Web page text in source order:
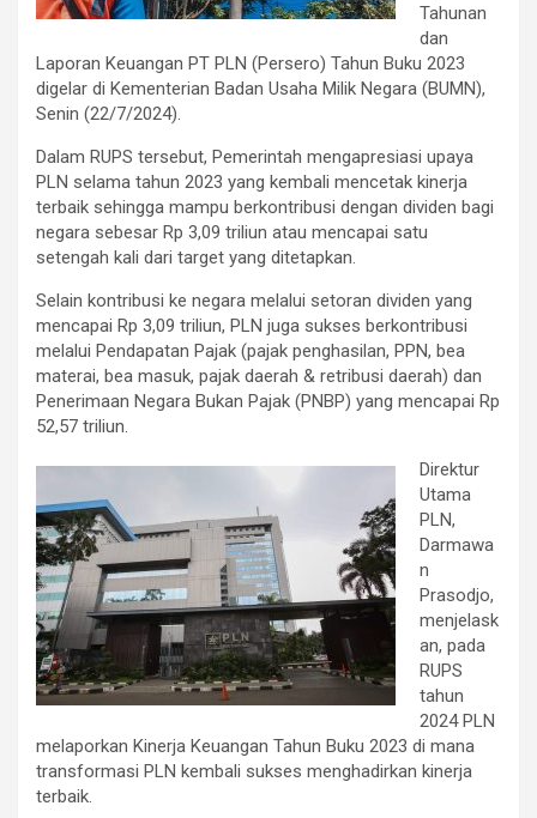
Tahunan
dan
Laporan Keuangan PT PLN (Persero) Tahun Buku 2023
digelar di Kementerian Badan Usaha Milik Negara (BUMN),
Senin (22/7/2024).
Dalam RUPS tersebut, Pemerintah mengapresiasi upaya
PLN selama tahun 2023 yang kembali mencetak kinerja
terbaik sehingga mampu berkontribusi dengan dividen bagi
negara sebesar Rp 3,09 triliun atau mencapai satu
setengah kali dari target yang ditetapkan.
Selain kontribusi ke negara melalui setoran dividen yang
mencapai Rp 3,09 triliun, PLN juga sukses berkontribusi
melalui Pendapatan Pajak (pajak penghasilan, PPN, bea
materai, bea masuk, pajak daerah & retribusi daerah) dan
Penerimaan Negara Bukan Pajak (PNBP) yang mencapai Rp
52,57 triliun.
Direktur
Utama
PLN,
Darmawa
n
Prasodjo,
menjelask
an, pada
RUPS
tahun
2024 PLN
melaporkan Kinerja Keuangan Tahun Buku 2023 di mana
transformasi PLN kembali sukses menghadirkan kinerja
terbaik.